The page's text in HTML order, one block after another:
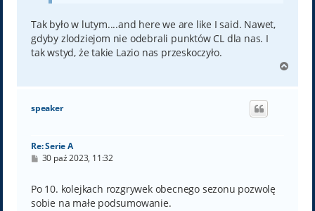
Tak było w lutym....and here we are like I said. Nawet,
gdyby zlodziejom nie odebrali punktów CL dla nas. I
tak wstyd, że takie Lazio nas przeskoczyło.
g
speaker
Re: Serie A
P
t
30 paź 2023, 11:32
Po 10. kolejkach rozgrywek obecnego sezonu pozwolę
sobie na małe podsumowanie.